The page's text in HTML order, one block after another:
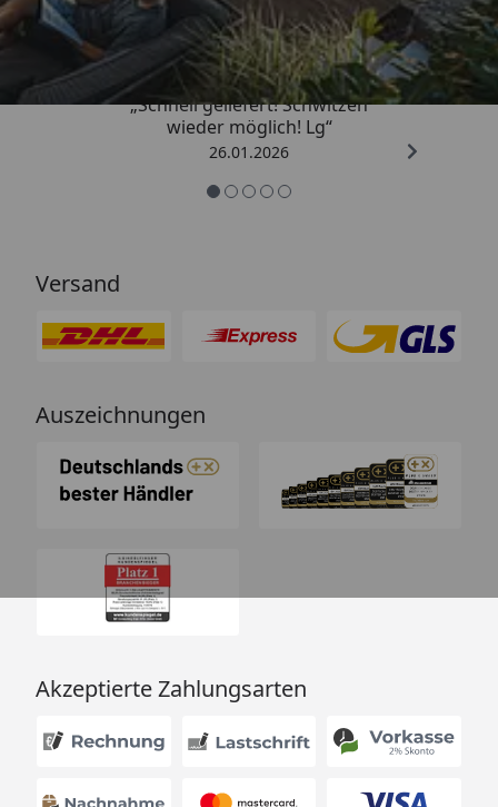
„Schnell geliefert! Schwitzen
wieder möglich! Lg“
26.01.2026
Versand
Auszeichnungen
Akzeptierte Zahlungsarten